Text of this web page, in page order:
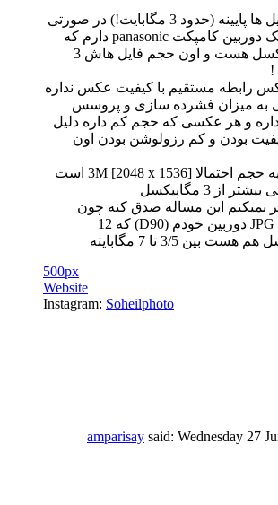
حجم فایل ها پایینه (حدود 3 مگابایت!) در صورتی
که من یک دوربین کامپکت panasonic دارم که
7مگا پیکسل هست و اون حجم فایل هاش 3
!
رابطه مستقیم با کیفیت عکس نداره
به میزان فشرده سازی و پروسس
و هر عکسی که حجم کم داره دلیل
بودن و کم رزولوشن بودن اون
با توحه به حجم احتمالا 3M [2048 x 1536] است
از 3 مگاپیکسل
نمیکنم این مساله صدق کنه چون
خروجی JPG دوربین خودم (D90) که 12
بین 3/5 تا 7 مگابایته
500px
Website
Instagram: Soheilphoto
amparisay said: Wednesday 27